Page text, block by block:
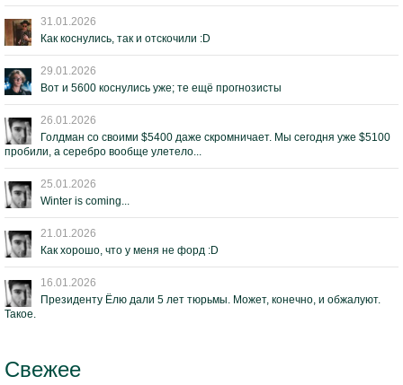
31.01.2026
Как коснулись, так и отскочили :D
29.01.2026
Вот и 5600 коснулись уже; те ещё прогнозисты
26.01.2026
Голдман со своими $5400 даже скромничает. Мы сегодня уже $5100
пробили, а серебро вообще улетело...
25.01.2026
Winter is coming...
21.01.2026
Как хорошо, что у меня не форд :D
16.01.2026
Президенту Ёлю дали 5 лет тюрьмы. Может, конечно, и обжалуют.
Такое.
Свежее